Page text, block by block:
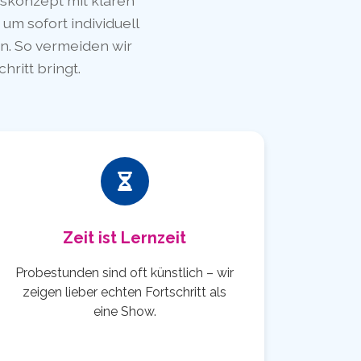
sofort individuell
So vermeiden wir
bringt.
Zeit ist Lernzeit
Probestunden sind oft künstlich – wir
zeigen lieber echten Fortschritt als
eine Show.